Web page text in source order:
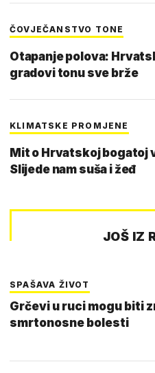
ČOVJEČANSTVO TONE
Otapanje polova:
gradovi tonu sve brže
KLIMATSKE PROMJENE
Mit o Hrvatskoj bogatoj
Slijede nam suša i žeđ
JOŠ IZ
SPAŠAVA ŽIVOT
Grčevi u ruci mogu biti
smrtonosne bolesti